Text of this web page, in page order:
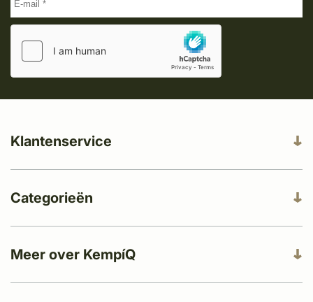
Meer over KempíQ
Klantenservice
Categorieën